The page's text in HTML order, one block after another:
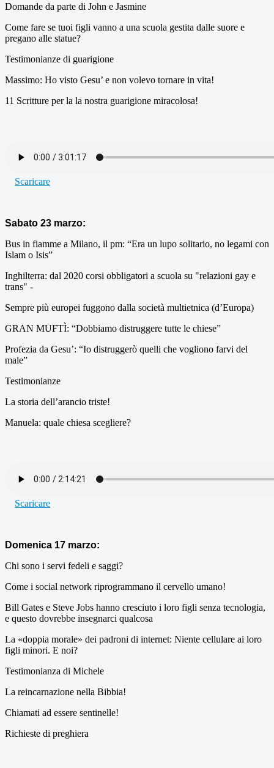
Domande da parte di John e Jasmine
Come fare se tuoi figli vanno a una scuola gestita dalle suore e
pregano alle statue?
Testimonianze di guarigione
Massimo: Ho visto Gesu’ e non volevo tornare in vita!
11 Scritture per la la nostra guarigione miracolosa!
Scaricare
Sabato 23 marzo:
Bus in fiamme a Milano, il pm: “Era un lupo solitario, no legami con
Islam o Isis”
Inghilterra: dal 2020 corsi obbligatori a scuola su "relazioni gay e
trans" -
Sempre più europei fuggono dalla società multietnica (d’Europa)
GRAN MUFTÌ: “Dobbiamo distruggere tutte le chiese”
Profezia da Gesu’: “Io distruggerò quelli che vogliono farvi del
male”
Testimonianze
La storia dell’arancio triste!
Manuela: quale chiesa scegliere?
Scaricare
Domenica 17 marzo:
Chi sono i servi fedeli e saggi?
Come i social network riprogrammano il cervello umano!
Bill Gates e Steve Jobs hanno cresciuto i loro figli senza tecnologia,
e questo dovrebbe insegnarci qualcosa
La «doppia morale» dei padroni di internet: Niente cellulare ai loro
figli minori. E noi?
Testimonianza di Michele
La reincarnazione nella Bibbia!
Chiamati ad essere sentinelle!
Richieste di preghiera